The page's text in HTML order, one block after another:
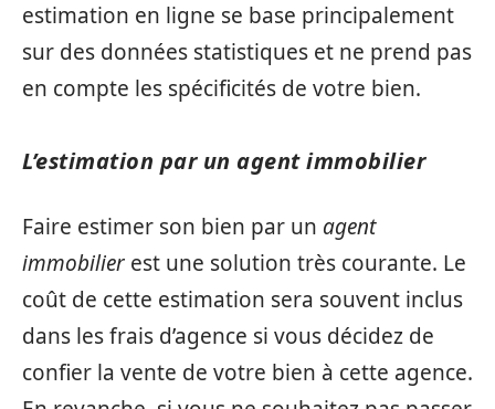
estimation en ligne se base principalement
sur des données statistiques et ne prend pas
en compte les spécificités de votre bien.
L’estimation par un agent immobilier
Faire estimer son bien par un agent
immobilier est une solution très courante. Le
coût de cette estimation sera souvent inclus
dans les frais d’agence si vous décidez de
confier la vente de votre bien à cette agence.